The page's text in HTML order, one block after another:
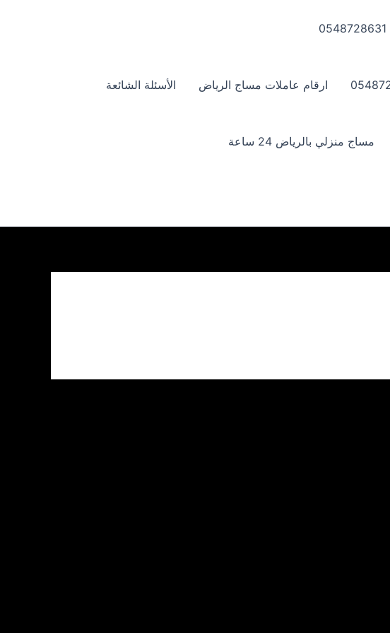
ارقام عاملات مساج الرياض الأسئلة الشائعة
مساج منزلي بالرياض 24 ساعة